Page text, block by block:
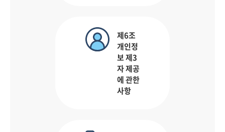
제6조
개인정
보 제3
자 제공
에 관한
사항